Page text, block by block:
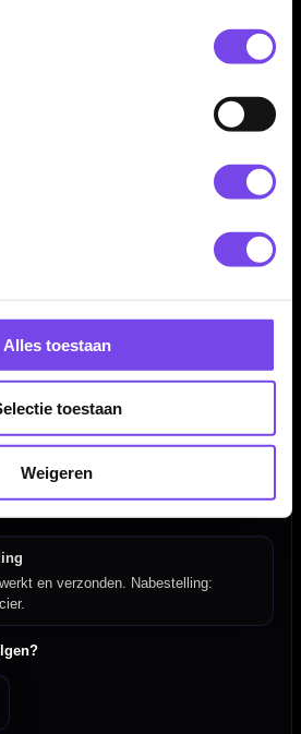
Alles toestaan
toestaan
Weigeren
graag!
5A1, 4651TB Steenbergen,
en verzonden. Nabestelling: